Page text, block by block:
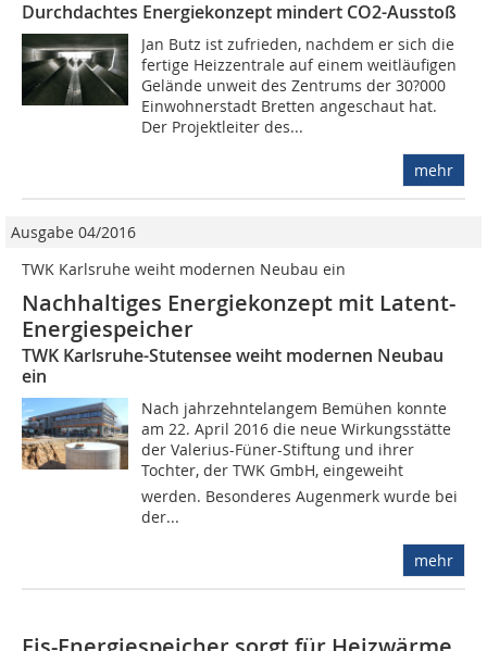
Durchdachtes Energiekonzept mindert CO2-Ausstoß
Jan Butz ist zufrieden, nachdem er sich die
fertige Heizzentrale auf einem weitläufigen
Gelände unweit des Zentrums der 30?000
Einwohnerstadt Bretten angeschaut hat.
Der Projektleiter des...
mehr
Ausgabe 04/2016
TWK Karlsruhe weiht modernen Neubau ein
Nachhaltiges Energiekonzept mit Latent-
Energiespeicher
TWK Karlsruhe-Stutensee weiht modernen Neubau
ein
Nach jahrzehntelangem Bemühen konnte
am 22. April 2016 die neue Wirkungsstätte
der Valerius-Füner-Stiftung und ihrer
Tochter, der TWK GmbH, eingeweiht
werden. Besonderes Augenmerk wurde bei
der...
mehr